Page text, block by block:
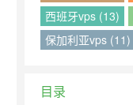
西班牙vps (13)
保加利亚vps (11)
目录